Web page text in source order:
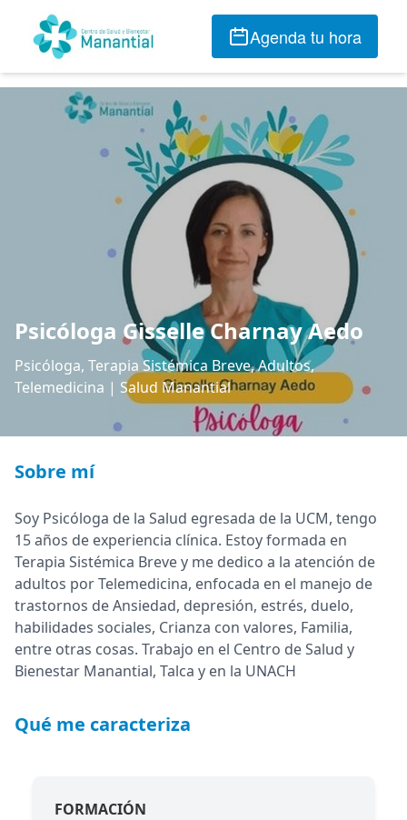
Agenda tu hora
Psicóloga Gisselle Charnay Aedo
Psicóloga, Terapia Sistémica Breve, Adultos,
Telemedicina | Salud Manantial
Sobre mí
Soy Psicóloga de la Salud egresada de la UCM, tengo
15 años de experiencia clínica. Estoy formada en
Terapia Sistémica Breve y me dedico a la atención de
adultos por Telemedicina, enfocada en el manejo de
trastornos de Ansiedad, depresión, estrés, duelo,
habilidades sociales, Crianza con valores, Familia,
entre otras cosas. Trabajo en el Centro de Salud y
Bienestar Manantial, Talca y en la UNACH
Qué me caracteriza
FORMACIÓN